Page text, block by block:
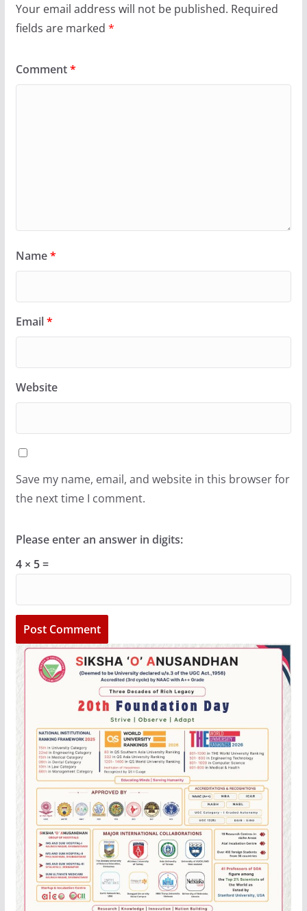
Your email address will not be published. Required
fields are marked *
Comment*
Name*
Email*
Website
Save my name, email, and website in this browser for
the next time I comment.
Please enter an answer in digits:
4 × 5 =